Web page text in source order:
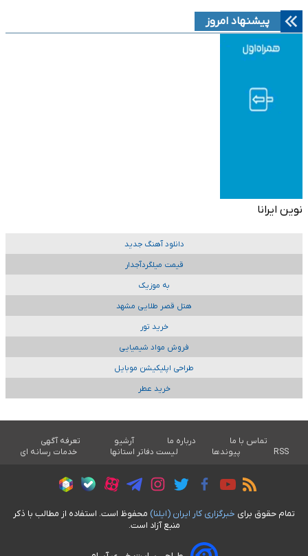
پیشنهاد امروز
نوین ایرانا
دانلود آهنگ جدید
قیمت میلگردآجدار
به موزیک
هتل قصر طلایی مشهد
خرید تور
فروش مواد شیمیایی
طراحی اپلیکیشن موبایل
خرید عطر
تماس با ما درباره ما آرشیو
تعرفه آگهی
RSS
پیوندها لیست دفاتر استانها خدمات رسانه ای
تمام حقوق برای خبرگزاری کار ايران (ايلنا) محفوظ است. استفاده از مطالب با ذکر
منبع آزاد است.